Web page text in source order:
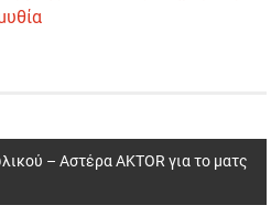
– Αστέρα AKTOR για το ματς